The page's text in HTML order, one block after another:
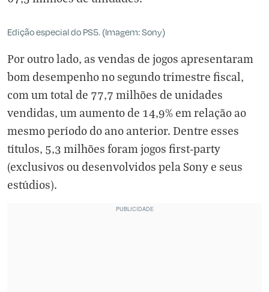
Edição especial do PS5. (Imagem: Sony)
Por outro lado, as vendas de jogos apresentaram
bom desempenho no segundo trimestre fiscal,
com um total de 77,7 milhões de unidades
vendidas, um aumento de 14,9% em relação ao
mesmo período do ano anterior. Dentre esses
títulos, 5,3 milhões foram jogos first-party
(exclusivos ou desenvolvidos pela Sony e seus
estúdios).